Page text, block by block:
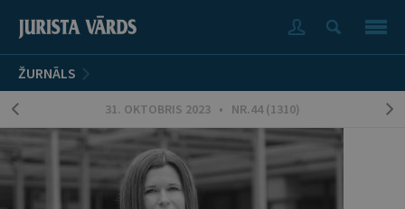
ŽURNĀLS
31. OKTOBRIS 2023 • NR.44 (1310)